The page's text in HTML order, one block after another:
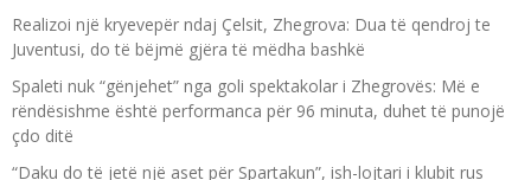
Realizoi një kryevepër ndaj Çelsit, Zhegrova: Dua të qendroj te
Juventusi, do të bëjmë gjëra të mëdha bashkë
Spaleti nuk “gënjehet” nga goli spektakolar i Zhegrovës: Më e
rëndësishme është performanca për 96 minuta, duhet të punojë
çdo ditë
“Daku do të jetë një aset për Spartakun”, ish-lojtari i klubit rus